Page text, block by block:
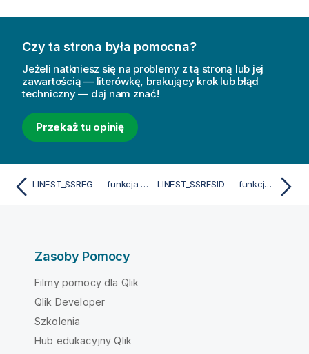
Czy ta strona była pomocna?
Jeżeli natkniesz się na problemy z tą stroną lub jej
zawartością — literówkę, brakujący krok lub błąd
techniczny — daj nam znać!
Przekaż tu opinię
LINEST_SSREG — funkcja skryptu LINEST_SSRESID — funkcja skryptu
Zasoby Pomocy
Filmy pomocy dla Qlik
Qlik Developer
Szkolenia
Hub edukacyjny Qlik